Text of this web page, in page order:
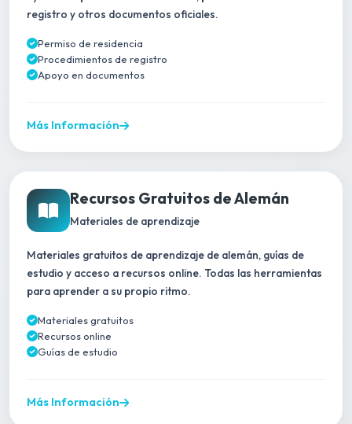
registro y otros documentos oficiales.
Permiso de residencia
Procedimientos de registro
Apoyo en documentos
Más Información
Recursos Gratuitos de Alemán
Materiales de aprendizaje
Materiales gratuitos de aprendizaje de alemán, guías de
estudio y acceso a recursos online. Todas las herramientas
para aprender a su propio ritmo.
Materiales gratuitos
Recursos online
Guías de estudio
Más Información